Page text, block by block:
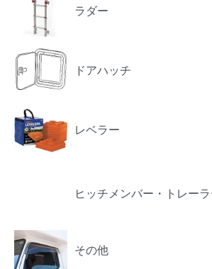
ラダー
ドアハッチ
レベラー
ヒッチメンバー・トレー
その他